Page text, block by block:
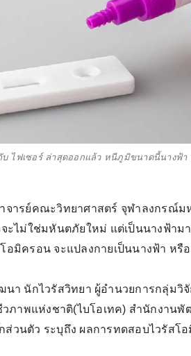
ไฟเซอร์ ล่าสุดออกแล้ว หนีภูมิขนาดนี้นางฟ้า
จารย์คณะวิทยาศาสตร์ จุฬาลงกรณ์
ะไม่ใช่มหันตภัยใหม่ แต่เป็นนางฟ้าม
อมิครอน จะแปลงกายเป็นนางฟ้า หรื
นา นักไวรัสวิทยา ผู้อำนวยการกลุ่ม
ภาพแห่งชาติ(ไบโอเทค) สำนักงาน
วนตัว ระบุถึง ผลการทดสอบไวรัสโ